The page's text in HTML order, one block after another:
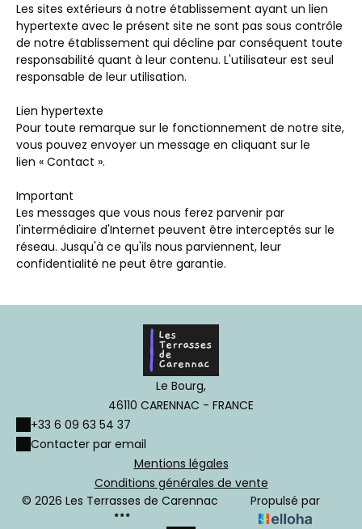
Les sites extérieurs à notre établissement ayant un lien
hypertexte avec le présent site ne sont pas sous contrôle
de notre établissement qui décline par conséquent toute
responsabilité quant à leur contenu. L'utilisateur est seul
responsable de leur utilisation.
Lien hypertexte
Pour toute remarque sur le fonctionnement de notre site,
vous pouvez envoyer un message en cliquant sur le
lien « Contact ».
Important
Les messages que vous nous ferez parvenir par
l'intermédiaire d'Internet peuvent être interceptés sur le
réseau. Jusqu'à ce qu'ils nous parviennent, leur
confidentialité ne peut être garantie.
Le Bourg,
46110 CARENNAC - FRANCE
+33 6 09 63 54 37
Contacter par email
Mentions légales
Conditions générales de vente
© 2026 Les Terrasses de Carennac
Propulsé par